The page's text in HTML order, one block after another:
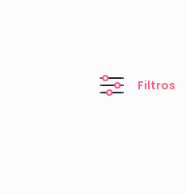
Filtros